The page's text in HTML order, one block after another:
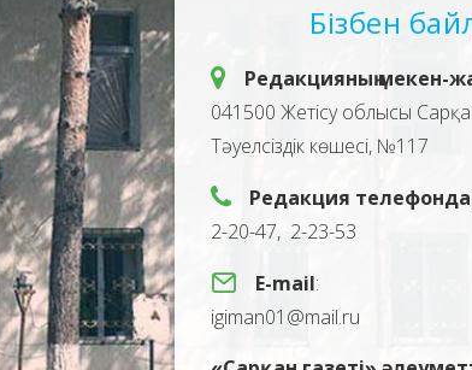
Бізбен
Редакцияның мекен-
041500 Жетісу облысы
Тәуелсіздік көшесі, №117
Редакция
2-20-47, 2-23-53
E-mail:
igiman01@mail.ru